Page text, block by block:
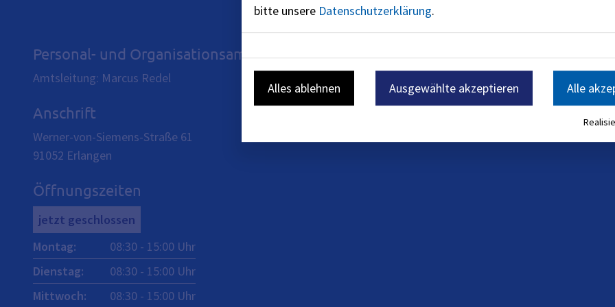
Personal- und Organisationsamt
Amtsleitung: Marcus Redel
Anschrift
Werner-von-Siemens-Straße 61
91052 Erlangen
Öffnungszeiten
jetzt geschlossen
Montag: 08:30 - 15:00 Uhr
Dienstag: 08:30 - 15:00 Uhr
Mittwoch: 08:30 - 15:00 Uhr
bitte unsere Datenschutzerklärung.
Alles ablehnen Ausgewählte akzeptieren Alle